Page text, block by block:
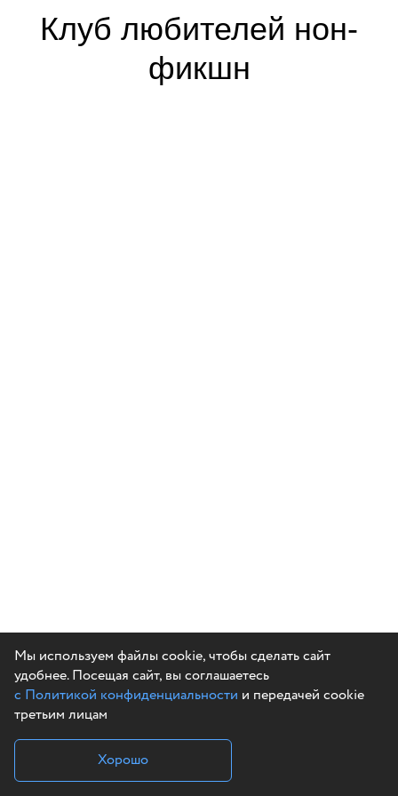
Клуб любителей нон-
фикшн
Мы используем файлы cookie, чтобы сделать сайт
удобнее. Посещая сайт, вы соглашаетесь
с Политикой конфиденциальности и передачей cookie
третьим лицам
Хорошо